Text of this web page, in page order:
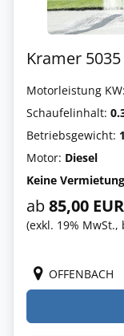
Kramer
Motorleistung KW:
Schaufelinhalt:
Betriebsgewicht:
Motor: Diesel
Keine
ab85,00 EUR
(exkl. 19% MwSt.,
OFFENBACH